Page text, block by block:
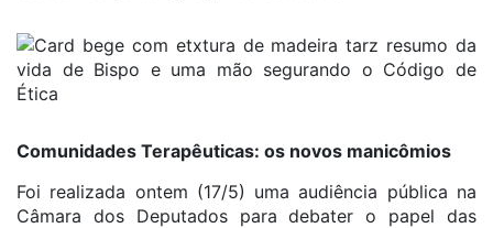
Comunidades Terapêuticas: os novos manicômios
Foi realizada ontem (17/5) uma audiência pública na
Câmara dos Deputados para debater o papel das